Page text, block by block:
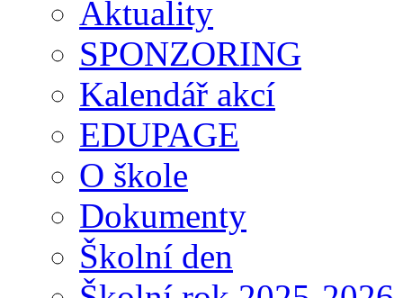
Aktuality
SPONZORING
Kalendář akcí
EDUPAGE
O škole
Dokumenty
Školní den